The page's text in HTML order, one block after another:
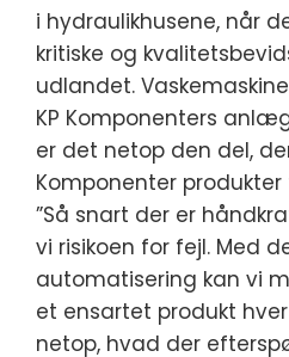
i hydraulikhusene, når
kritiske og
udlandet.
KP Komponenters
er det netop den del,
Komponenter
”Så snart der er
vi risikoen for fejl. Med
automatisering kan vi
et ensartet produkt
netop, hvad der